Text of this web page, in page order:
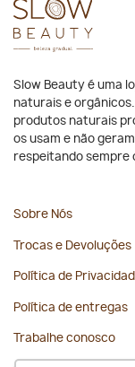
Slow Beauty é uma
naturais e
produtos naturais
os usam e não
respeitando sempre
Sobre Nós
Trocas e Devoluções
Política de
Política de entregas
Trabalhe conosco